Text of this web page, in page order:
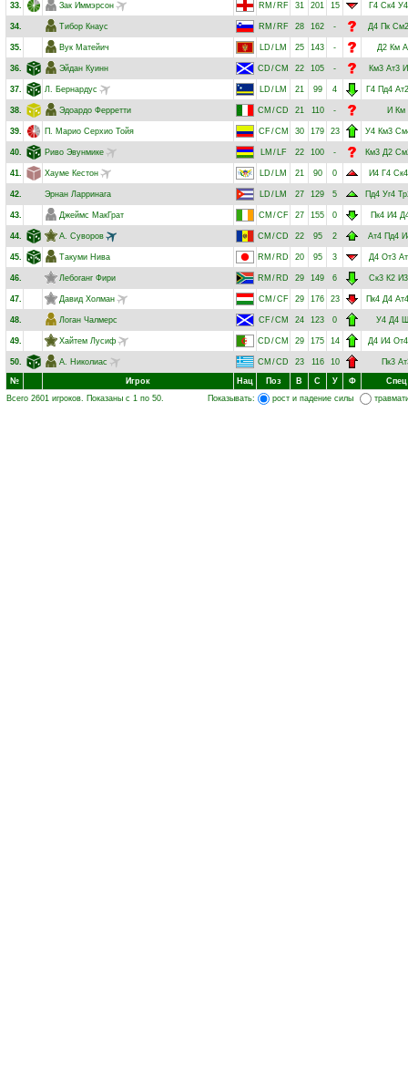
33. Зак Иммэрсон RM / RF 31 201 15 Г4 Ск4 У4
34. Тибор Кнаус RM / RF 28 162 - Д4 Пк См2
35. Вук Матейич LD / LM 25 143 - Д2 Км
36. Эйдан Куинн CD /CM 22 105 - Км3 Ат3
37. Л. Бернардус LD / LM 21 99 4 Г4 Пд4 Ат2
38. Эдоардо Ферретти CM /CD 21 110 - И Км
39. П. Марио Серхио Тойя CF/CM 30 179 23 У4 Км3
40. Риво Эвунмике LM / LF 22 100 - Км3 Д2
41. Хауме Кестон LD / LM 21 90 0 И4 Г4 Ск4
42. Эрнан Ларринага LD / LM 27 129 5 Пд4 Уг4
43. Джеймс МакГрат CM /CF 27 155 0 Пк4 И4
44. А. Суворов CM /CD 22 95 2 Ат4 Пд4
45. Такуми Нива RM / RD 20 95 3 Д4 От3
46. Лебоганг Фири RM / RD 29 149 6 Ск3 К2 И3
47. Давид Холман CM /CF 29 176 23 Пк4 Д4 Ат4
48. Логан Чалмерс CF /CM 24 123 0 У4 Д4
49. Хайтем Лусиф CD /CM 29 175 14 Д4 И4 От4
50. А. Николиас CM /CD 23 116 10 Пк3
№ Игрок Нац Поз В С У Ф
Спец
Всего 2601 игроков. Показаны с 1 по 50.
Показывать: рост и падение силы